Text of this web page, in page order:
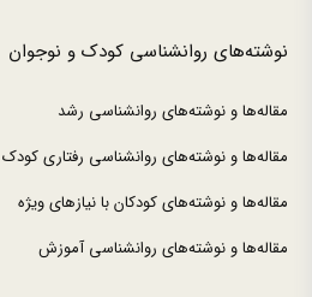
نوشته‌های روانشناسی کودک و نوجوان
مقاله‌ها و نوشته‌های روانشناسی رشد
مقاله‌ها و نوشته‌های روانشناسی رفتاری کودک
مقاله‌ها و نوشته‌های کودکان با نیازهای ویژه
مقاله‌ها و نوشته‌های روانشناسی آموزش